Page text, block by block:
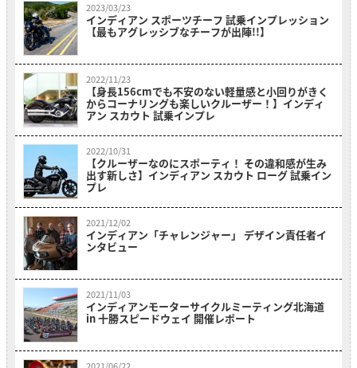
2023/03/23
インディアン スポーツチーフ 試乗インプレッション
【最もアグレッシブなチーフが出陣!!】
2022/11/23
【身長156cmでも不安のない軽量感と小回りがきく
からコーナリングも楽しいクルーザー！】インディ
アン スカウト 試乗インプレ
2022/10/31
【クルーザーなのにスポーティ！ その違和感が生み
出す新しさ】インディアン スカウト ローグ 試乗イン
プレ
2021/12/02
インディアン「チャレンジャー」 デザイン責任者イ
ンタビュー
2021/11/03
インディアンモーターサイクルミーティング北海道
in 十勝スピードウェイ 開催レポート